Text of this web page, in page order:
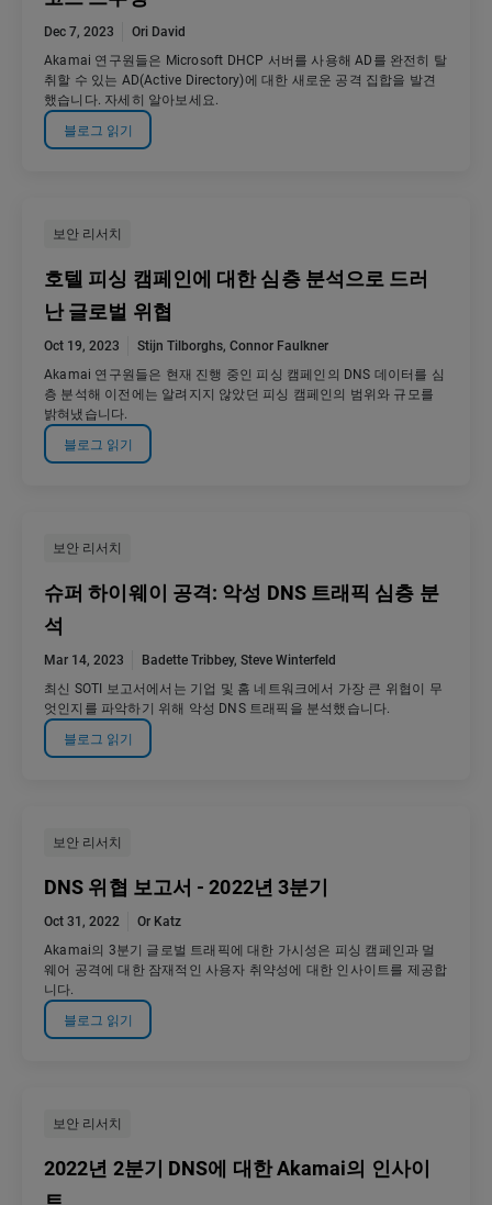
Dec 7, 2023
Ori David
Akamai 연구원들은 Microsoft DHCP 서버를 사용해 AD를 완전히 탈
취할 수 있는 AD(Active Directory)에 대한 새로운 공격 집합을 발견
했습니다. 자세히 알아보세요.
블로그 읽기
보안 리서치
호텔 피싱 캠페인에 대한 심층 분석으로 드러
난 글로벌 위협
Oct 19, 2023 Stijn Tilborghs, Connor Faulkner
Akamai 연구원들은 현재 진행 중인 피싱 캠페인의 DNS 데이터를 심
층 분석해 이전에는 알려지지 않았던 피싱 캠페인의 범위와 규모를
밝혀냈습니다.
블로그 읽기
보안 리서치
슈퍼 하이웨이 공격: 악성 DNS 트래픽 심층 분
석
Mar 14, 2023 Badette Tribbey, Steve Winterfeld
최신 SOTI 보고서에서는 기업 및 홈 네트워크에서 가장 큰 위협이 무
엇인지를 파악하기 위해 악성 DNS 트래픽을 분석했습니다.
블로그 읽기
보안 리서치
DNS 위협 보고서 - 2022년 3분기
Oct 31, 2022
Or Katz
Akamai의 3분기 글로벌 트래픽에 대한 가시성은 피싱 캠페인과 멀
웨어 공격에 대한 잠재적인 사용자 취약성에 대한 인사이트를 제공합
니다.
블로그 읽기
보안 리서치
2022년 2분기 DNS에 대한 Akamai의 인사이